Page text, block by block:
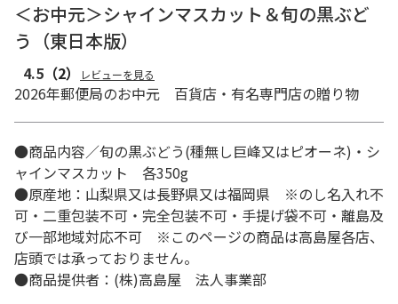
＜お中元＞シャインマスカット＆旬の黒ぶど
う（東日本版）
4.5 （2） レビューを見る
2026年郵便局のお中元 百貨店・有名専門店の贈り物
●商品内容／旬の黒ぶどう(種無し巨峰又はピオーネ)・シ
ャインマスカット 各350g
●原産地：山梨県又は長野県又は福岡県 ※のし名入れ不
可・二重包装不可・完全包装不可・手提げ袋不可・離島及
び一部地域対応不可 ※このページの商品は高島屋各店、
店頭では承っておりません。
●商品提供者：(株)高島屋 法人事業部